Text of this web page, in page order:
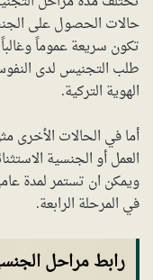
حالات الحصول على
طلب التجنيس لدى
الهوية التركية.
أما في الحالات الأخرى
ويمكن ان تستمر لمدة
في المرحلة الرابعة.
رابط مراحل